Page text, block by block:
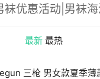
袜优惠活动|男袜
最新 最热
三枪 男女款夏季薄